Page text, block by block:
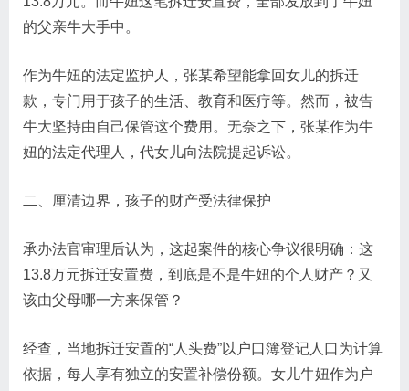
的父亲牛大手中。
作为牛妞的法定监护人，张某希望能拿回女儿的拆迁
款，专门用于孩子的生活、教育和医疗等。然而，被告
牛大坚持由自己保管这个费用。无奈之下，张某作为牛
妞的法定代理人，代女儿向法院提起诉讼。
二、厘清边界，孩子的财产受法律保护
承办法官审理后认为，这起案件的核心争议很明确：这
13.8万元拆迁安置费，到底是不是牛妞的个人财产？又
该由父母哪一方来保管？
经查，当地拆迁安置的“人头费”以户口簿登记人口为计算
依据，每人享有独立的安置补偿份额。女儿牛妞作为户